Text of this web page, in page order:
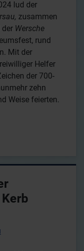
lud der
zusammen
der Wersche
rund
Mit der
Helfer
der 700-
zehn
Weise feierten.